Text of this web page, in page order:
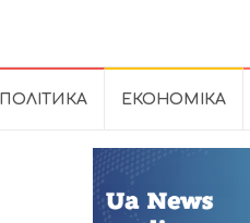
ПОЛІТИКА ЕКОНОМІКА